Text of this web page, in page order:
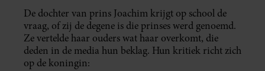
De dochter van prins Joachim krijgt op school de
vraag, of zij de degene is die prinses werd genoemd.
Ze vertelde haar ouders wat haar overkomt, die
deden in de media hun beklag. Hun kritiek richt zich
op de koningin: